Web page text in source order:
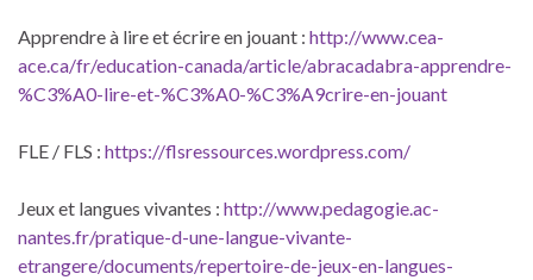
Apprendre à lire et écrire en jouant : http://www.cea-
ace.ca/fr/education-canada/article/abracadabra-apprendre-
%C3%A0-lire-et-%C3%A0-%C3%A9crire-en-jouant
FLE / FLS : https://flsressources.wordpress.com/
Jeux et langues vivantes : http://www.pedagogie.ac-
nantes.fr/pratique-d-une-langue-vivante-
etrangere/documents/repertoire-de-jeux-en-langues-